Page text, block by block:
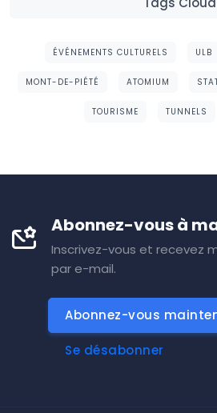
ÉVÉNEMENTS CULTURELS ULB
MONT-DE-PIÉTÉ ATOMIUM
TOURISME TUNNELS
Abonnez-vous à
Inscrivez-vous et recevez
par e-mail.
Abonnez-vous
Se désabonner